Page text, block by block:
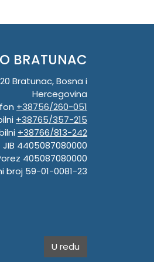
BRATUNAC
Bratunac, Bosna i
Hercegovina
+38756/260-051
+38765/357-215
+38766/813-242
JIB 4405087080000
405087080000
broj 59-01-0081-23
U redu